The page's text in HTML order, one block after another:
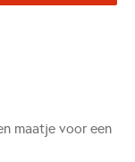
maatje voor een